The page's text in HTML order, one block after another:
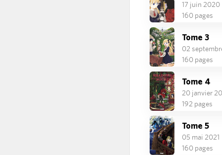
17 juin 2020
160 pages
Tome 3
02
160 pages
Tome 4
20 janvier
192 pages
Tome 5
05 mai 2021
160 pages